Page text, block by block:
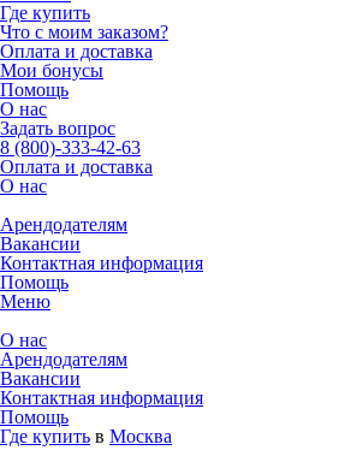
Где купить
Что с моим заказом?
Оплата и доставка
Мои бонусы
Помощь
О нас
Задать вопрос
8 (800)-333-42-63
Оплата и доставка
О нас
Арендодателям
Вакансии
Контактная информация
Помощь
Меню
О нас
Арендодателям
Вакансии
Контактная информация
Помощь
Где купить в Москва